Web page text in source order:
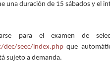
una duración de 15 sábados y el
para el examen de
dec/seec/index.php que
sujeto a demanda.